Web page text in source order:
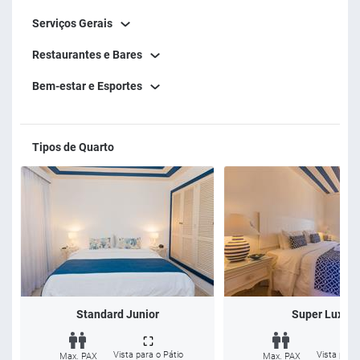
Villa Raphael oferece.
Serviços Gerais
Restaurantes e Bares
Bem-estar e Esportes
Tipos de Quarto
Standard Junior
Max. PAX Vista para o Pátio
Super Luxo
Max. PAX Vista para